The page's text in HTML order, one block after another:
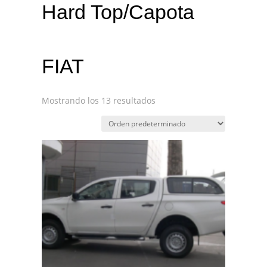
Hard Top/Capota
FIAT
Mostrando los 13 resultados